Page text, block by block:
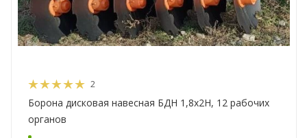
2
Борона дисковая навесная БДН 1,8х2Н, 12 рабочих
органов